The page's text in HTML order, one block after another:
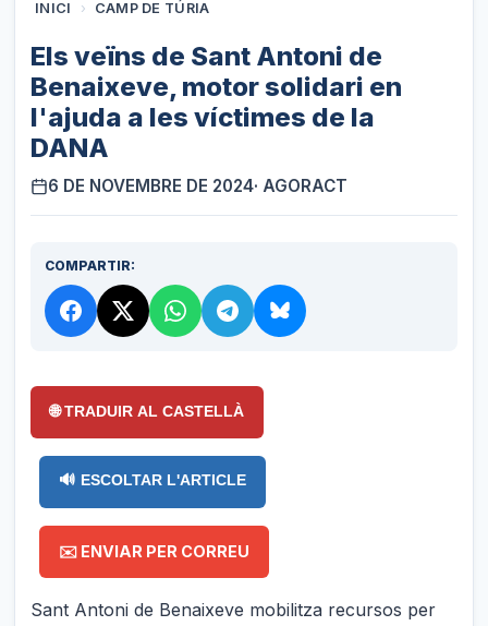
INICI › CAMP DE TÚRIA
Els veïns de Sant Antoni de
Benaixeve, motor solidari en
l'ajuda a les víctimes de la
DANA
6 DE NOVEMBRE DE 2024· AGORACT
COMPARTIR:
🌐 TRADUIR AL CASTELLÀ
🔊 ESCOLTAR L'ARTICLE
✉️ ENVIAR PER CORREU
Sant Antoni de Benaixeve mobilitza recursos per